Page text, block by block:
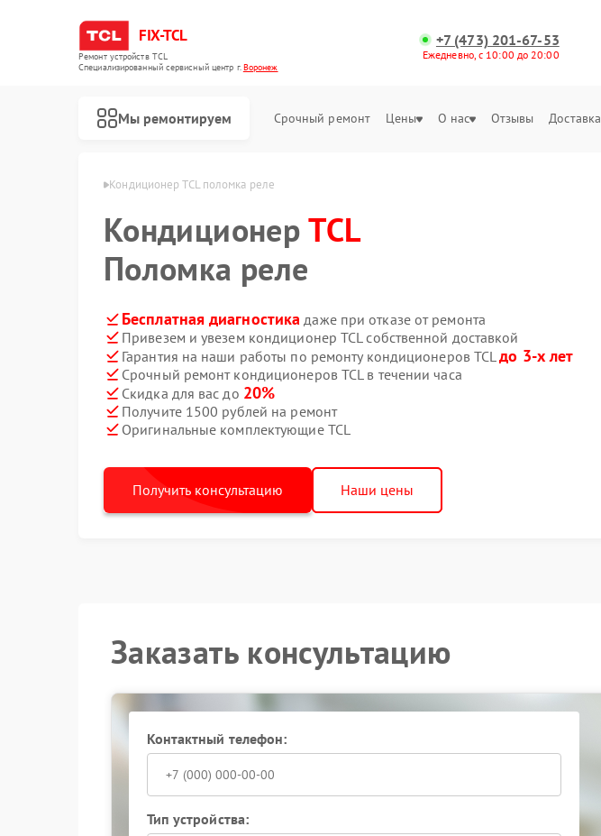
FIX-TCL
Ремонт устройств TCL
Специализированный cервисный центр г.Воронеж
+7 (473) 201-67-53
Ежедневно, с 10:00 до 20:00
Мы ремонтируем Срочный ремонт Цены О нас Отзывы Доставка
TCL в Воронеже Кондиционер TCL поломка реле
КондиционерTCL
Поломка реле
Бесплатная диагностика даже при отказе от ремонта
Привезем и увезем кондиционер TCL собственной доставкой
Гарантия на наши работы по ремонту кондиционеров TCLдо 3-х лет
Срочный ремонт кондиционеров TCL в течении часа
Скидка для вас до 20%
Получите 1500 рублей на ремонт
Оригинальные комплектующие TCL
Получить консультацию Наши цены
Заказать консультацию
Контактный телефон:
Тип устройства: